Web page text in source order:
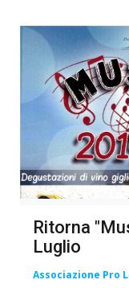
Ritorna
Luglio
Associazione Pro